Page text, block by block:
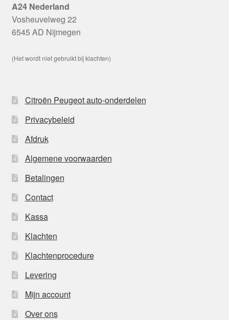
A24 Nederland
Vosheuvelweg 22
6545 AD Nijmegen
(Het wordt niet gebruikt bij klachten)
Citroën Peugeot auto-onderdelen
Privacybeleid
Afdruk
Algemene voorwaarden
Betalingen
Contact
Kassa
Klachten
Klachtenprocedure
Levering
Mijn account
Over ons